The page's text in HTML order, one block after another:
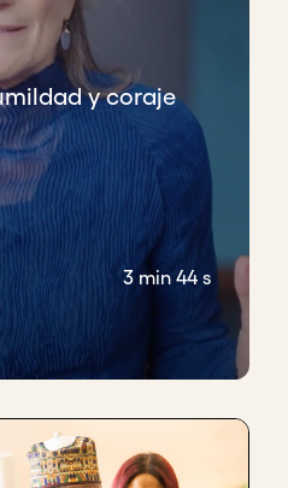
y coraje
3 min 44 s